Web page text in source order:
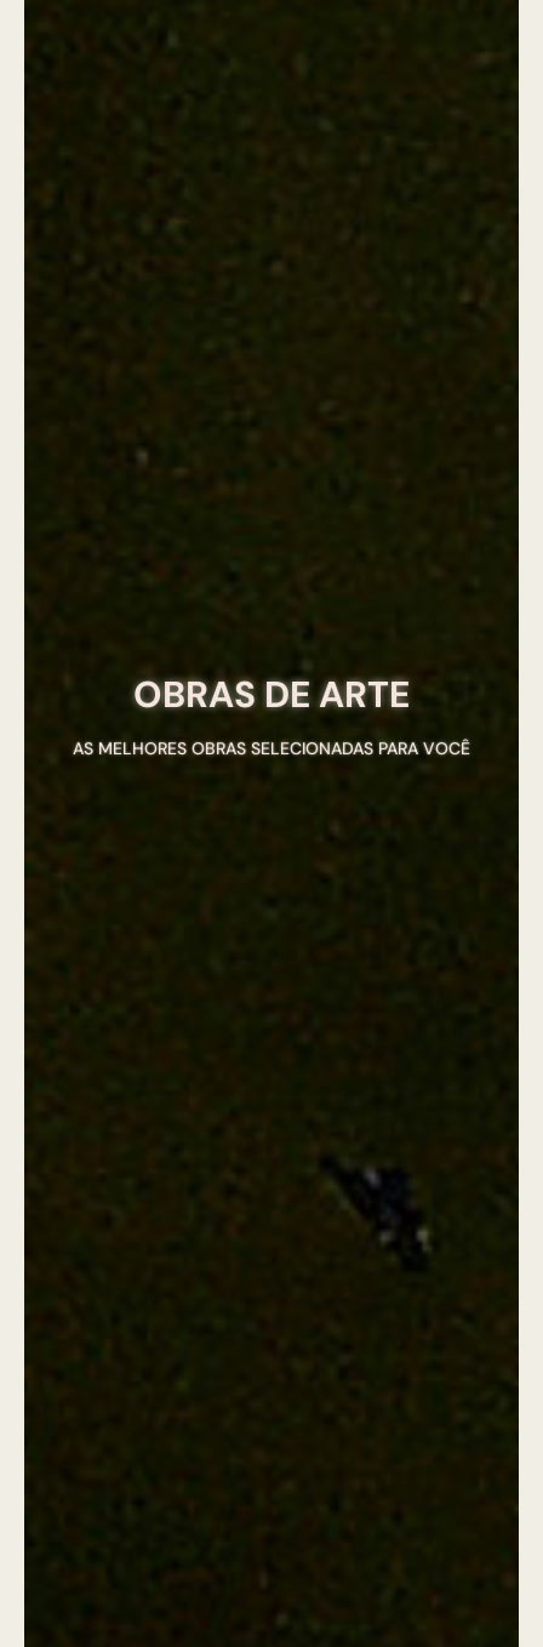
OBRAS DE ARTE
AS MELHORES OBRAS SELECIONADAS PARA VOCÊ